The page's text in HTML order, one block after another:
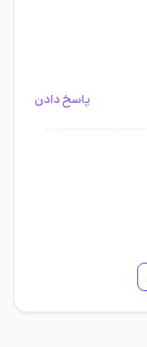
پاسخ دادن